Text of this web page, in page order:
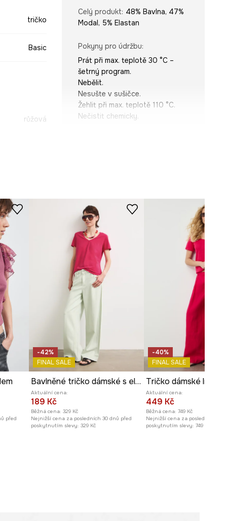
tričko
Basic
růžová
Celý produkt: 48% Bavlna, 47%
Modal, 5% Elastan
Pokyny pro údržbu:
Prát při max. teplotě 30 °C –
šetrný program.
Nebělit.
Nesušte v sušičce.
Žehlit při max. teplotě 110 °C.
Nečistit chemicky.
ROZMĚRY
Míry uvedené pro velikost
Šířka podpaží
Modelka na fotografii je vysoká
174 cm a má na sebe velikost S
před
-42%
FINAL SALE
Bavlněné tričko dámské s elastanem, bez vzoru
Aktuální cena:
189 Kč
Běžná cena: 329 Kč
Nejnižší cena za posledních 30 dnů před
poskytnutím slevy: 329 Kč
-40%
FINAL SALE
Tričko dámské lněné
Aktuální cena:
449 Kč
Běžná cena: 749 Kč
Nejnižší cena za posledních 30
poskytnutím slevy: 749 Kč